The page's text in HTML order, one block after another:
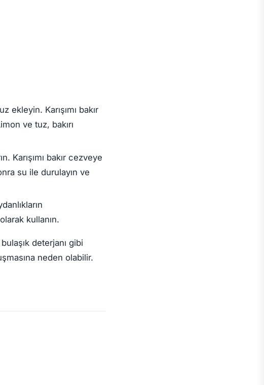
ekleyin. Karışımı bakır
ve tuz, bakırı
Karışımı bakır cezveye
su ile durulayın ve
kullanın.
deterjanı gibi
neden olabilir.